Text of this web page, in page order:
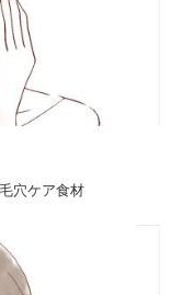
穴ケア食材